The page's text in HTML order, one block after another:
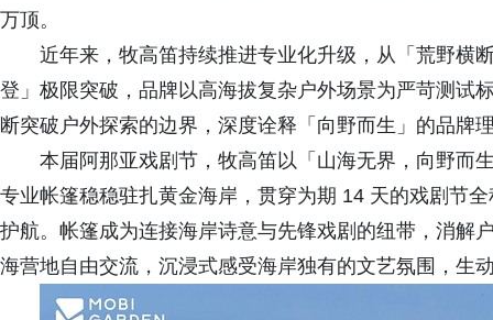
万顶。
近年来，牧高笛持续推进专业化升级，从「荒野横
登」极限突破，品牌以高海拔复杂户外场景为严苛测试
断突破户外探索的边界，深度诠释「向野而生」的品牌
本届阿那亚戏剧节，牧高笛以「山海无界，向野而
专业帐篷稳稳驻扎黄金海岸，贯穿为期 14 天的戏剧节
护航。帐篷成为连接海岸诗意与先锋戏剧的纽带，消解
海营地自由交流，沉浸式感受海岸独有的文艺氛围，生